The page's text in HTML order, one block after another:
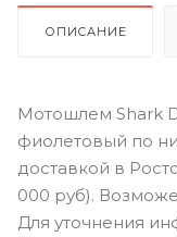
ОПИСАНИЕ
Мотошлем Shark
фиолетовый по
доставкой в
000 руб).
Для уточнения